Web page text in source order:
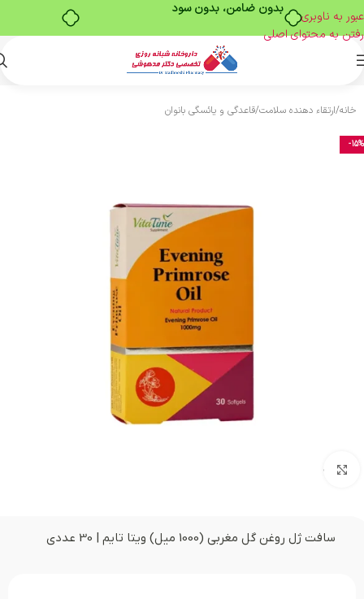
بدون ضامن، بدون سود
عبور به ناوبری
رفتن به محتوای اصلی
خانه/ارتقاء دهنده سلامت/قاعدگی و یائسگی بانوان
-15%
بزرگنمایی تصویر
سافت ژل روغن گل مغربی (1000 میل) ویتا تایم | 30 عددی